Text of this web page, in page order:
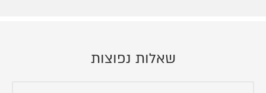
שאלות נפוצות